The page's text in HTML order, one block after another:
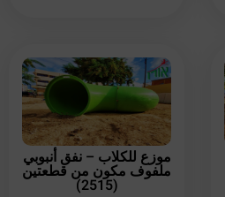
موزع للكلاب – نفق أنبوبي
ملفوف مكون من قطعتين
(2515)